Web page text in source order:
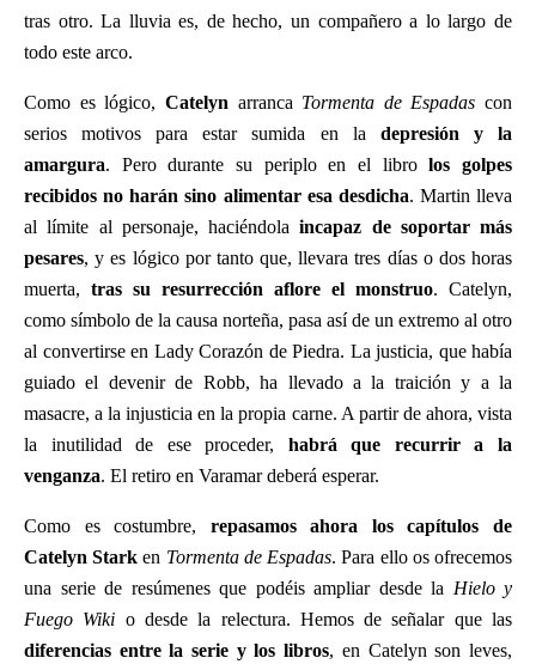
tras otro. La lluvia es, de hecho, un compañero a lo largo de
todo este arco.
Como es lógico, Catelyn arranca Tormenta de Espadas con
serios motivos para estar sumida en la depresión y la
amargura. Pero durante su periplo en el librolos golpes
recibidos no harán sino alimentar esa desdicha. Martin lleva
al límite al personaje, haciéndolaincapaz de soportar más
pesares, y es lógico por tanto que, llevara tres días o dos horas
muerta, tras su resurrección aflore el monstruo. Catelyn,
como símbolo de la causa norteña, pasa así de un extremo al otro
al convertirse en Lady Corazón de Piedra. La justicia, que había
guiado el devenir de Robb, ha llevado a la traición y a la
masacre, a la injusticia en la propia carne. A partir de ahora, vista
la inutilidad de ese proceder, habrá que recurrir a la
venganza. El retiro en Varamar deberá esperar.
Como es costumbre, repasamos ahora los capítulos de
Catelyn Stark en Tormenta de Espadas. Para ello os ofrecemos
una serie de resúmenes que podéis ampliar desde la Hielo y
Fuego Wiki o desde la relectura. Hemos de señalar que las
diferencias entre la serie y los libros, en Catelyn son leves,